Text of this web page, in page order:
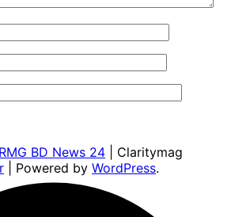
RMG BD News 24 | Claritymag
| Powered by WordPress.